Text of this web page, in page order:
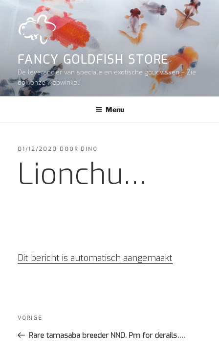
Ga
FANCY GOLDFISH STORE
Dé leverancier van speciale en exotische goudvissen – Zie
ook onze webwinkel!
Menu
GEPLAATST
01/12/2020 DOOR DINO
Lionchu…
Dit bericht is automatisch aangemaakt
navigatie
Vorig
bericht
VORIGE
Rare tamasaba breeder NND. Pm for derails….